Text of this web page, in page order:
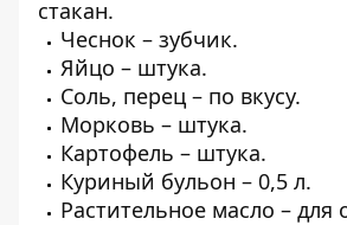
стакан.
Чеснок – зубчик.
Яйцо – штука.
Соль, перец – по вкусу.
Морковь – штука.
Картофель – штука.
Куриный бульон – 0,5 л.
Растительное масло – для